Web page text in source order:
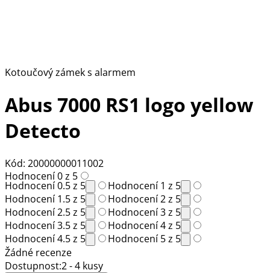
Kotoučový zámek s alarmem
Abus 7000 RS1 logo yellow
Detecto
Kód: 20000000011002
Hodnocení 0 z 5
Hodnocení 0.5 z 5
Hodnocení 1 z 5
Hodnocení 1.5 z 5
Hodnocení 2 z 5
Hodnocení 2.5 z 5
Hodnocení 3 z 5
Hodnocení 3.5 z 5
Hodnocení 4 z 5
Hodnocení 4.5 z 5
Hodnocení 5 z 5
Žádné recenze
Dostupnost:2 - 4 kusy